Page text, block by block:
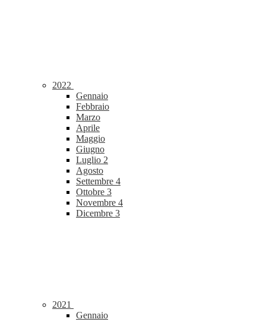
2022
Gennaio
Febbraio
Marzo
Aprile
Maggio
Giugno
Luglio 2
Agosto
Settembre 4
Ottobre 3
Novembre 4
Dicembre 3
2021
Gennaio